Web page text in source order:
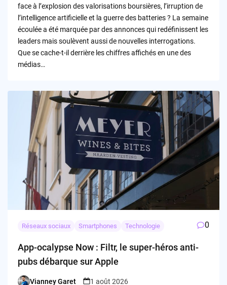
face à l’explosion des valorisations boursières, l’irruption de
l’intelligence artificielle et la guerre des batteries ? La semaine
écoulée a été marquée par des annonces qui redéfinissent les
leaders mais soulèvent aussi de nouvelles interrogations.
Que se cache-t-il derrière les chiffres affichés en une des
médias…
Réseaux sociaux Smartphones Technologie 0
App-ocalypse Now : Filtr, le super-héros anti-
pubs débarque sur Apple
Vianney Garet 1 août 2026